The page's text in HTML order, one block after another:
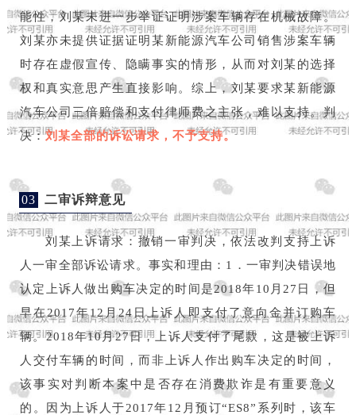
能性，刘某未进一步举证证明涉案车辆存在机械故障。
刘某亦未提供证据证明某新能源汽车公司销售涉案车辆
时存在虚假宣传、隐瞒事实的情形，从而对刘某的选择
权和真实意思产生直接影响。综上，刘某要求某新能源
汽车公司三倍赔偿和支付律师费之主张，难以支持。判
决：刘某全部的诉讼请求，不予支持。
03 二审诉辩意见
刘某上诉请求：撤销一审判决，依法改判支持上诉
人一审全部诉讼请求。事实和理由：1．一审判决错误地
认定上诉人做出购车决定的时间是2018年10月27日，但
早在2017年12月24日上诉人即支付了意向金并订购车
辆。2018年10月27日，上诉人支付了尾款，这是被上诉
人交付车辆的时间，而非上诉人作出购车决定的时间，
该事实对判断本案中是否存在消费欺诈是有重要意义
的。因为上诉人于2017年12月预订“ES8”系列时，该车